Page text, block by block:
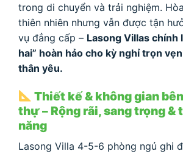
trong di chuyển và trải nghiệm.
thiên nhiên nhưng vẫn được tận
vụ đẳng cấp – Lasong Villas chính
hai” hoàn hảo cho kỳ nghỉ trọn
thân yêu.
Thiết kế & không gian
thự – Rộng rãi, sang trọng &
năng
Lasong Villa 4-5-6 phòng ngủ ghi